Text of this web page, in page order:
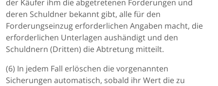
der Käufer ihm die abgetretenen Forderungen und
deren Schuldner bekannt gibt, alle für den
Forderungseinzug erforderlichen Angaben macht, die
erforderlichen Unterlagen aushändigt und den
Schuldnern (Dritten) die Abtretung mitteilt.
(6) In jedem Fall erlöschen die vorgenannten
Sicherungen automatisch, sobald ihr Wert die zu